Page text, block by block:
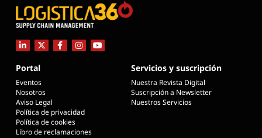
Portal
Eventos
Nosotros
Aviso Legal
Política de privacidad
Política de cookies
Libro de reclamaciones
Servicios y suscripción
Nuestra Revista Digital
Suscripción a Newsletter
Nuestros Servicios